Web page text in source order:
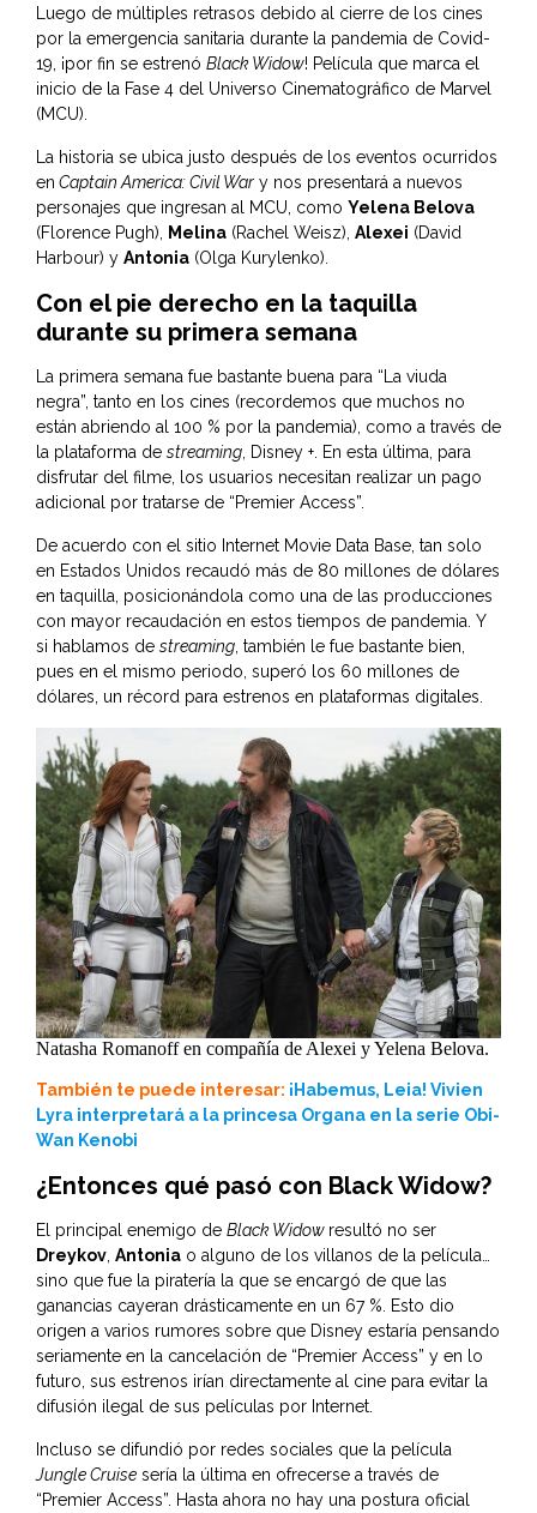
Luego de múltiples retrasos debido al cierre de los cines
por la emergencia sanitaria durante la pandemia de Covid-
19, ¡por fin se estrenó Black Widow! Película que marca el
inicio de la Fase 4 del Universo Cinematográfico de Marvel
(MCU).
La historia se ubica justo después de los eventos ocurridos
en Captain America: Civil War y nos presentará a nuevos
personajes que ingresan al MCU, como Yelena Belova
(Florence Pugh),
Melina (Rachel Weisz), Alexei (David
Harbour) y Antonia (Olga Kurylenko).
Con el pie derecho en la taquilla
durante su primera semana
La primera semana fue bastante buena para “La viuda
negra”, tanto en los cines (recordemos que muchos no
están abriendo al 100 % por la pandemia), como a través de
la plataforma de streaming , Disney +. En esta última, para
disfrutar del filme, los usuarios necesitan realizar un pago
adicional por tratarse de “Premier Access”.
De acuerdo con el sitio Internet Movie Data Base , tan solo
en Estados Unidos recaudó más de 80 millones de dólares
en taquilla, posicionándola como una de las producciones
con mayor recaudación en estos tiempos de pandemia. Y
si hablamos de streaming , también le fue bastante bien,
pues en el mismo periodo, superó los 60 millones de
dólares, un récord para estrenos en plataformas digitales.
Natasha Romanoff en compañía de Alexei y Yelena Belova.
También te puede interesar: ¡Habemus, Leia! Vivien
Lyra interpretará a la princesa Organa en la serie Obi-
Wan Kenobi
¿Entonces qué pasó con Black Widow?
El principal enemigo de Black Widow resultó no ser
Dreykov Antonia o alguno de los villanos de la película…
sino que fue la piratería la que se encargó de que las
ganancias cayeran drásticamente en un 67 %. Esto dio
origen a varios rumores sobre que Disney estaría pensando
seriamente en la cancelación de “Premier Access” y en lo
futuro, sus estrenos irían directamente al cine para evitar la
difusión ilegal de sus películas por Internet.
Incluso se difundió por redes sociales que la película
Jungle Cruise sería la última en ofrecerse a través de
“Premier Access”. Hasta ahora no hay una postura oficial